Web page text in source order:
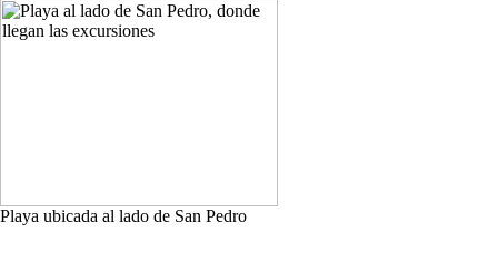
Playa ubicada al lado de San Pedro